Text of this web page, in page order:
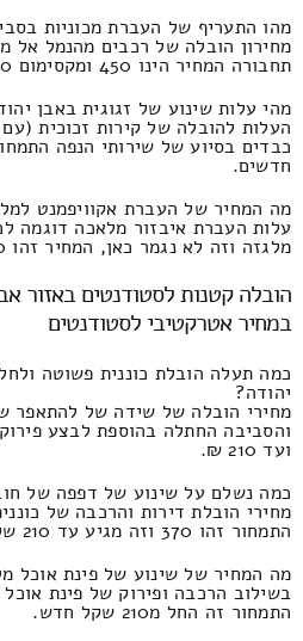
מהו התעריף של העברת מכוניות
מחירון הובלה של רכבים מהנמל אל
תחבורה המחיר הינו 450 ומקסימום 230 שקל חדש.
מהי עלות שינוע של זגוגית באבן
העלות להובלה של קירות זכוכית
חדשים.
מה המחיר של העברת אקוויפמנט
מלגזה וזה לא נגמר כאן, המחיר זהו 450 ולא יותר מ250 שקל.
הובלה קטנות לסטודנטים באזור
במחיר אטרקטיבי לסטודנטים
כמה תעלה הובלת כוננית פשוטה
יהודה?
מחירי הובלה של שידה של להתאפר
ועד 210 ₪.
כמה נשלם על שינוע של דפפה של
מחירי הובלת דירות והרכבה של
התמחור זהו 370 וזה מגיע עד 210 שקלים חדשים.
מה המחיר של שינוע של פינת אוכל
בשילוב הרכבה ופירוק של פינת
התמחור זה החל מ210 שקל חדש.